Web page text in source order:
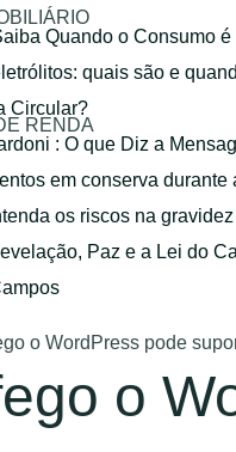
RENDA
Quando o Consumo é
quais são e
Circular?
: O que Diz a
em conserva durante
os riscos na gravidez
Paz e a Lei do
o WordPress pode
o